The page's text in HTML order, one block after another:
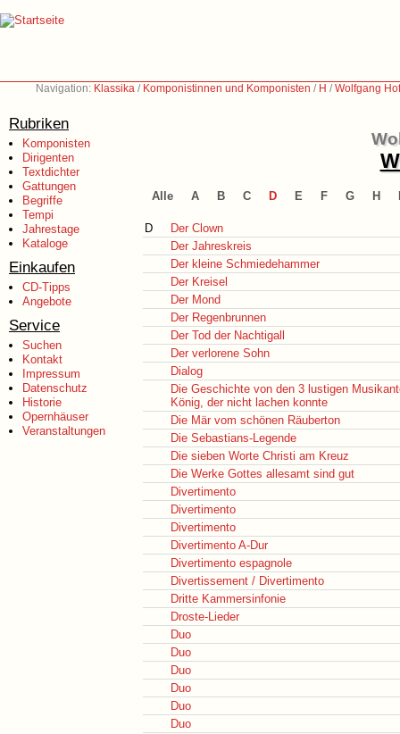
Navigation: Klassika / Komponistinnen und Komponisten / H /Wolfgang
Rubriken
Komponisten
Dirigenten
Textdichter
Gattungen
Begriffe
Tempi
Jahrestage
Kataloge
Einkaufen
CD-Tipps
Angebote
Service
Suchen
Kontakt
Impressum
Datenschutz
Historie
Opernhäuser
Veranstaltungen
Alle A B C D E F G H
D
Der Clown
Der Jahreskreis
Der kleine Schmiedehammer
Der Kreisel
Der Mond
Der Regenbrunnen
Der Tod der Nachtigall
Der verlorene Sohn
Dialog
Die Geschichte von den 3 lustigen
König, der nicht lachen konnte
Die Mär vom schönen Räuberton
Die Sebastians-Legende
Die sieben Worte Christi am Kreuz
Die Werke Gottes allesamt sind gut
Divertimento
Divertimento
Divertimento
Divertimento A-Dur
Divertimento espagnole
Divertissement / Divertimento
Dritte Kammersinfonie
Droste-Lieder
Duo
Duo
Duo
Duo
Duo
Duo